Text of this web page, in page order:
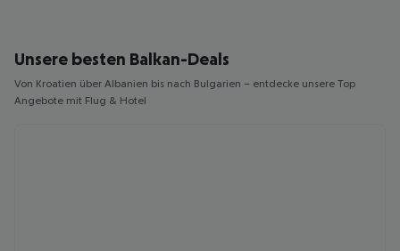
Unsere besten Balkan-Deals
Von Kroatien über Albanien bis nach Bulgarien – entdecke unsere Top
Angebote mit Flug & Hotel